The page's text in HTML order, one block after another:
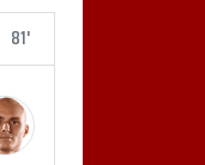
81'